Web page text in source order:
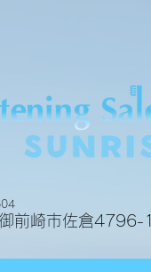
前崎市佐倉4796-1